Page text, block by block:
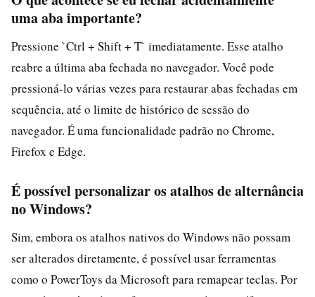
uma aba importante?
Pressione `Ctrl + Shift + T` imediatamente. Esse atalho
reabre a última aba fechada no navegador. Você pode
pressioná-lo várias vezes para restaurar abas fechadas em
sequência, até o limite de histórico de sessão do
navegador. É uma funcionalidade padrão no Chrome,
Firefox e Edge.
É possível personalizar os atalhos de alternância
no Windows?
Sim, embora os atalhos nativos do Windows não possam
ser alterados diretamente, é possível usar ferramentas
como o PowerToys da Microsoft para remapear teclas. Por